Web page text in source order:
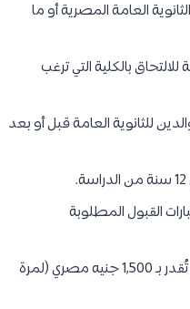
العامة المصرية أو ما
بالكلية التي ترغب
للثانوية العامة قبل أو بعد
القبول المطلوبة
يجب دفع مصاريف التقديم والتي تُقدر بـ 1,500 جنيه مصري (لمرة